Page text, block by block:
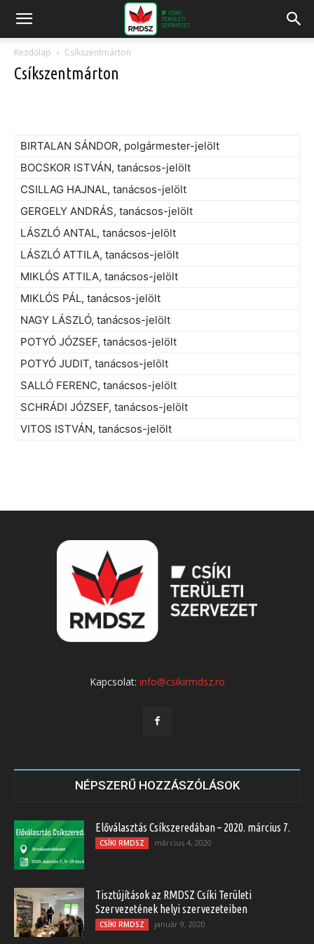
Kezdőlap Csíkszentmárton
Csíkszentmárton
BIRTALAN SÁNDOR, polgármester-jelölt
BOCSKOR ISTVÁN, tanácsos-jelölt
CSILLAG HAJNAL, tanácsos-jelölt
GERGELY ANDRÁS, tanácsos-jelölt
LÁSZLÓ ANTAL, tanácsos-jelölt
LÁSZLÓ ATTILA, tanácsos-jelölt
MIKLÓS ATTILA, tanácsos-jelölt
MIKLÓS PÁL, tanácsos-jelölt
NAGY LÁSZLÓ, tanácsos-jelölt
POTYÓ JÓZSEF, tanácsos-jelölt
POTYÓ JUDIT, tanácsos-jelölt
SALLÓ FERENC, tanácsos-jelölt
SCHRÁDI JÓZSEF, tanácsos-jelölt
VITOS ISTVÁN, tanácsos-jelölt
Kapcsolat: info@csikirmdsz.ro
NÉPSZERŰ HOZZÁSZÓLÁSOK
Előválasztás Csíkszeredában – 2020. március 7.
CSÍKI RMDSZ március 4, 2020
Tisztújítások az RMDSZ Csíki Területi
Szervezetének helyi szervezeteiben
CSÍKI RMDSZ január 9, 2020